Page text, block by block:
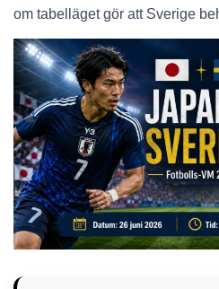
om tabelläget gör att Sverige